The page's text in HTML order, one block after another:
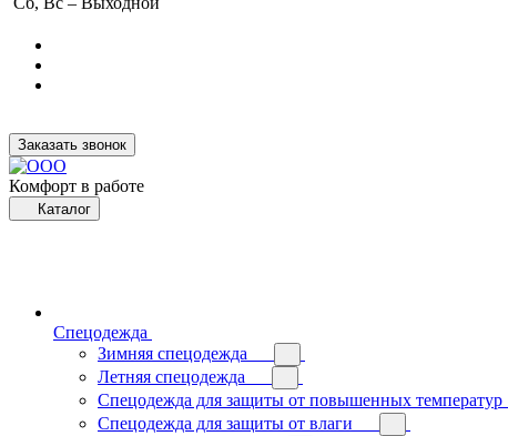
Заказать звонок
Комфорт в работе
Каталог
Спецодежда
Зимняя спецодежда
Летняя спецодежда
Спецодежда для защиты от повышенных температур
Спецодежда для защиты от влаги